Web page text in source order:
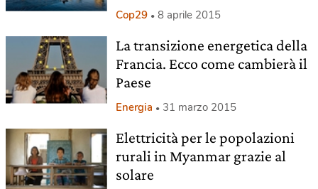
Cop29 8 aprile 2015
La transizione energetica della
Francia. Ecco come cambierà il
Paese
Energia 31 marzo 2015
Elettricità per le popolazioni
rurali in Myanmar grazie al
solare